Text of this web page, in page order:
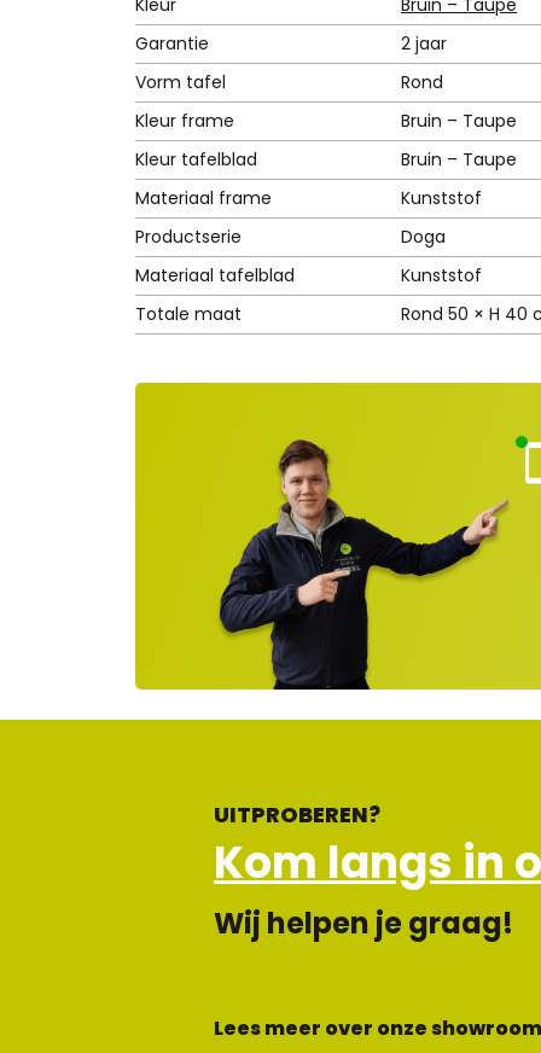
Kleur
Bruin – Taupe
Garantie
2 jaar
Vorm tafel
Rond
Kleur frame
Bruin – Taupe
Kleur tafelblad
Bruin – Taupe
Materiaal frame
Kunststof
Productserie
Doga
Materiaal tafelblad
Kunststof
Totale maat
Rond 50 × H 40
UITPROBEREN?
Kom langs in
Wij helpen je graag!
Lees meer over onze